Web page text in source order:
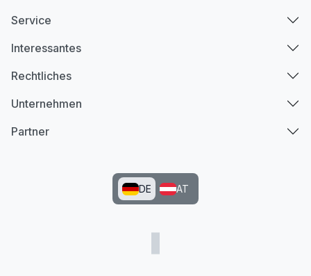
Service
Interessantes
Rechtliches
Unternehmen
Partner
DE AT